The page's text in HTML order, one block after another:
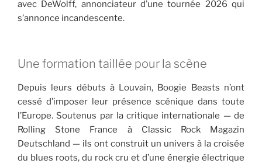
avec DeWolff, annonciateur d’une tournée 2026 qui
s’annonce incandescente.
Une formation taillée pour la scène
Depuis leurs débuts à Louvain, Boogie Beasts n’ont
cessé d’imposer leur présence scénique dans toute
l’Europe. Soutenus par la critique internationale — de
Rolling Stone France à Classic Rock Magazin
Deutschland — ils ont construit un univers à la croisée
du blues roots, du rock cru et d’une énergie électrique